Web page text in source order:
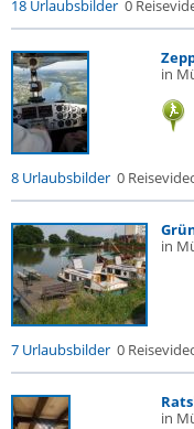
18 Urlaubsbilder 0
in
8 Urlaubsbilder 0
in
7 Urlaubsbilder 0
in